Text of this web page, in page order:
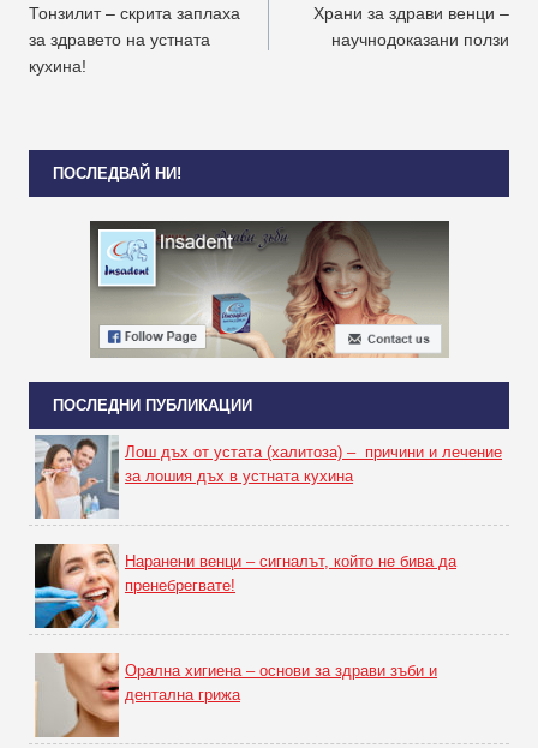
Тонзилит – скрита заплаха
за здравето на устната
кухина!
Храни за здрави венци –
научнодоказани ползи
ПОСЛЕДВАЙ НИ!
ПОСЛЕДНИ ПУБЛИКАЦИИ
Лош дъх от устата (халитоза) – причини и лечение
за лошия дъх в устната кухина
Наранени венци – сигналът, който не бива да
пренебрегвате!
Орална хигиена – основи за здрави зъби и
дентална грижа